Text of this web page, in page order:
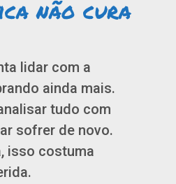
não cura
lidar com a
ainda mais.
tudo com
sofrer de novo.
isso costuma